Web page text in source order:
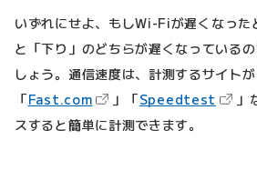
いずれにせよ、もしWi-Fiが遅くなった
と「下り」のどちらが遅くなっている
しょう。通信速度は、計測するサイトが
「Fast.com（新しいタブで開きます）
」「Speedtest （新」
スすると簡単に計測できます。